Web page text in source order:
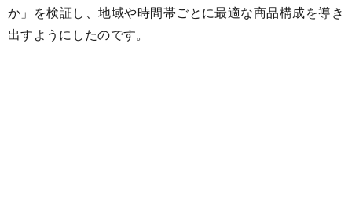
か」を検証し、地域や時間帯ごとに最適な商品構成を導き
出すようにしたのです。